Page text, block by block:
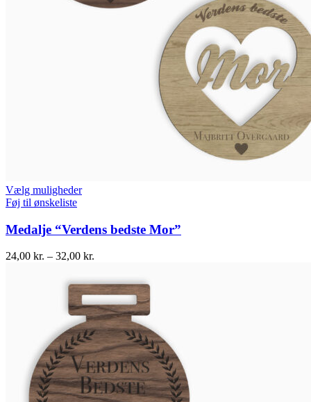
Vælg muligheder
Føj til ønskeliste
Medalje “Verdens bedste Mor”
24,00 kr. – 32,00 kr.